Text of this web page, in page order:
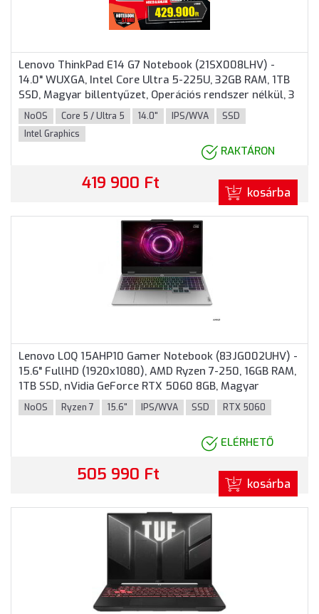
Lenovo ThinkPad E14 G7 Notebook (21SX008LHV) -
14.0" WUXGA, Intel Core Ultra 5-225U, 32GB RAM, 1TB
SSD, Magyar billentyűzet, Operációs rendszer nélkül, 3
év garancia, Fekete színben
NoOS Core 5 / Ultra 5 14.0" IPS/WVA
SSD
Intel Graphics
RAKTÁRON
419 900 Ft kosárba
Lenovo LOQ 15AHP10 Gamer Notebook (83JG002UHV) -
15.6" FullHD (1920x1080), AMD Ryzen 7-250, 16GB RAM,
1TB SSD, nVidia GeForce RTX 5060 8GB, Magyar
billentyűzet, Operációs rendszer nélkül, 3 év garancia,
Szürke színben
NoOS Ryzen 7 15.6" IPS/WVA SSD RTX 5060
ELÉRHETŐ
505 990 Ft kosárba